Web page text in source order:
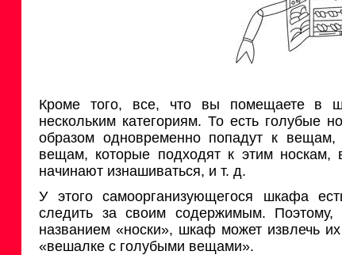
Кроме того, все, что вы помещаете в
нескольким категориям. То есть голубые
образом одновременно попадут к
вещам, которые подходят к этим
начинают изнашиваться, и т. д.
У этого самоорганизующегося шкафа
следить за своим содержимым.
названием «носки», шкаф может извлечь
«вешалке с голубыми вещами».